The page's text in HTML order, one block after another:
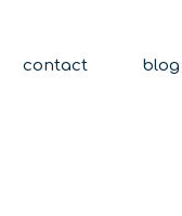
contact blog